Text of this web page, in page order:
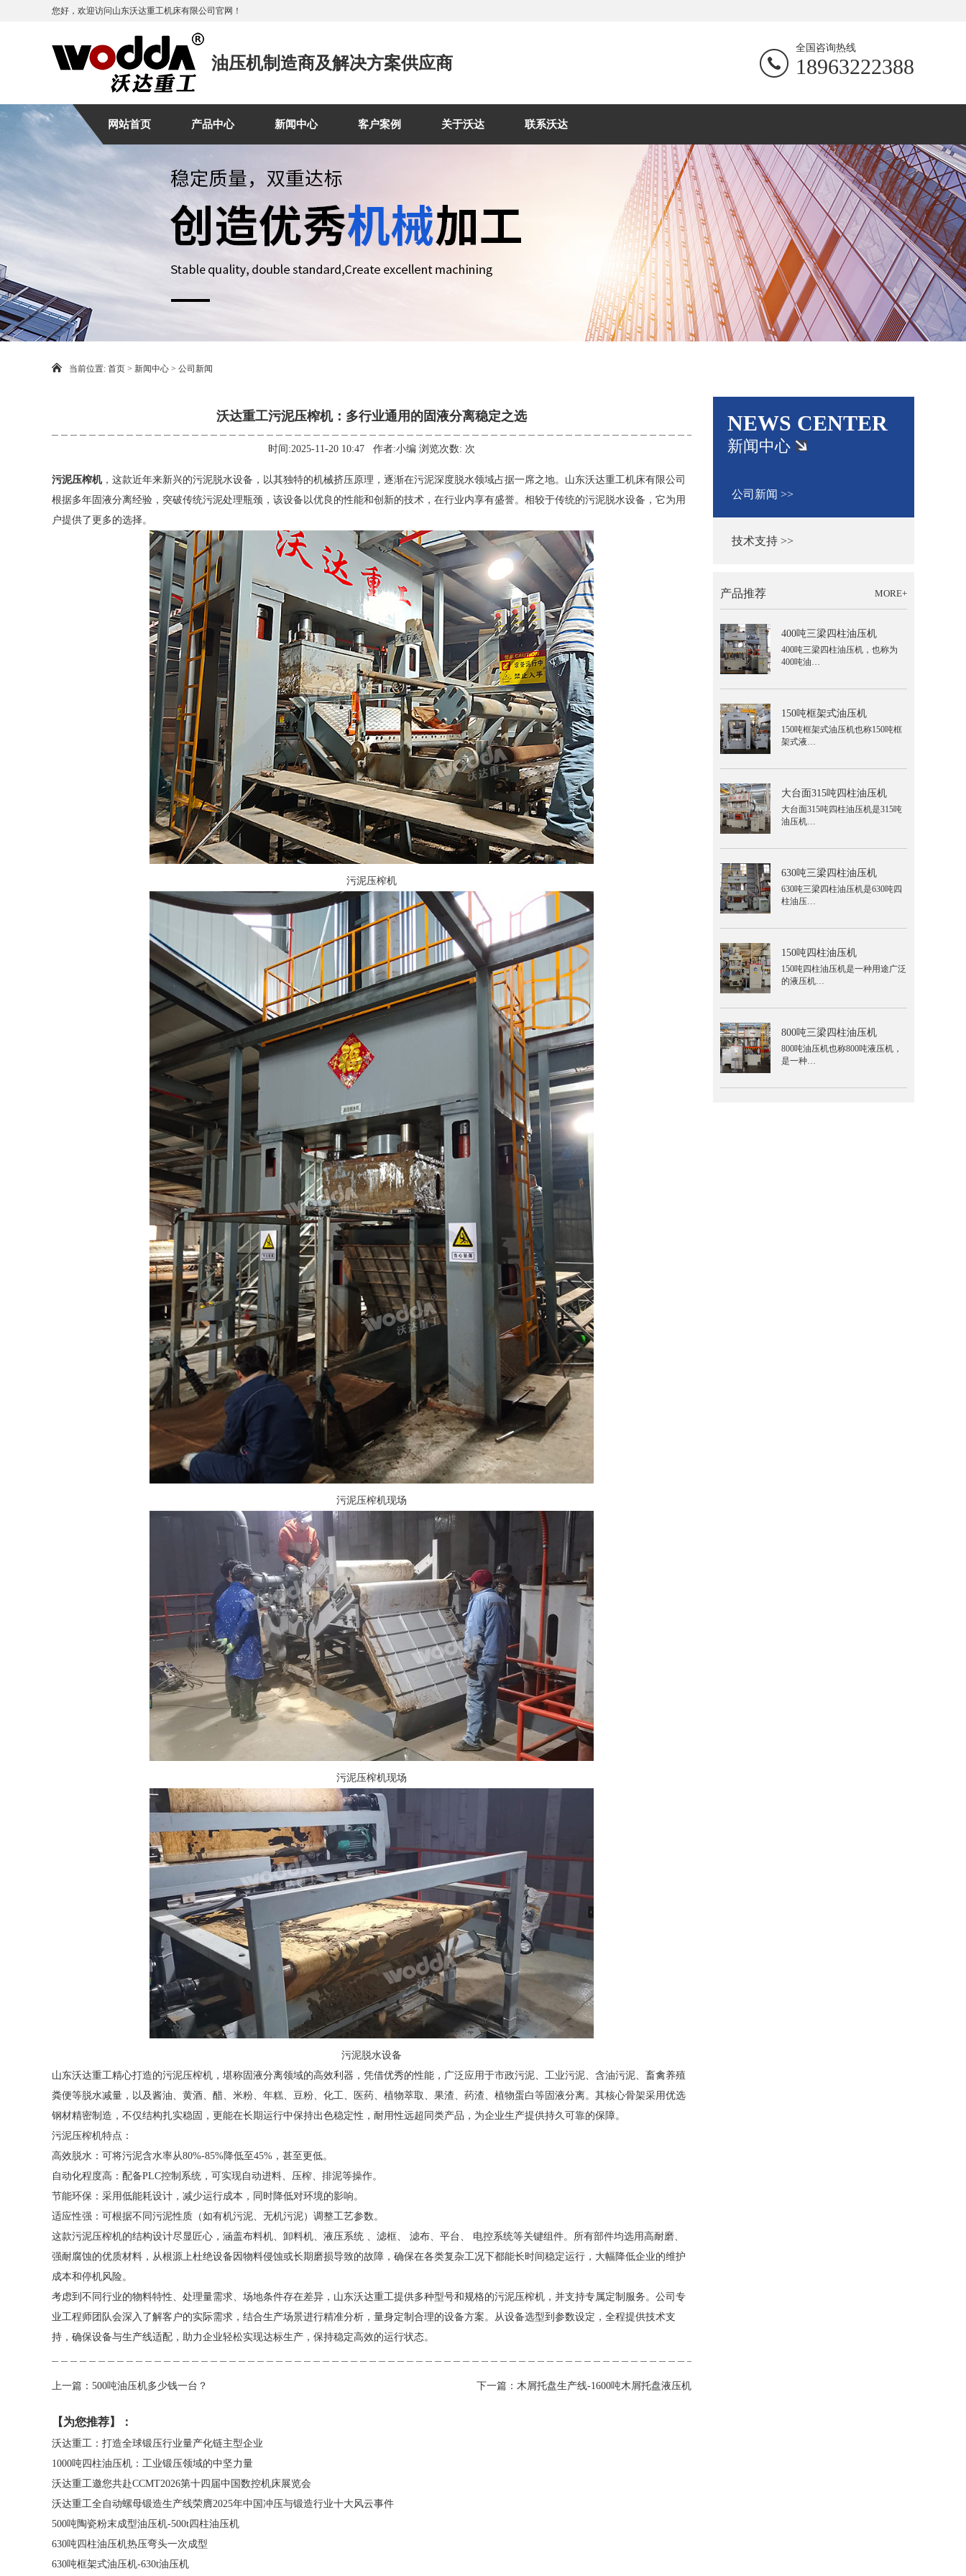
您好，欢迎访问山东沃达重工机床有限公司官网！
油压机制造商及解决方案供应商
全国咨询热线
18963222388
网站首页 产品中心 新闻中心 客户案例 关于沃达 联系沃达
当前位置: 首页 > 新闻中心 > 公司新闻
NEWS CENTER
新闻中心
公司新闻 >>
技术支持 >>
产品推荐 MORE+
400吨三梁四柱油压机
400吨三梁四柱油压机，也称为
400吨油…
150吨框架式油压机
150吨框架式油压机也称150吨框
架式液…
大台面315吨四柱油压机
大台面315吨四柱油压机是315吨
油压机…
630吨三梁四柱油压机
630吨三梁四柱油压机是630吨四
柱油压…
150吨四柱油压机
150吨四柱油压机是一种用途广泛
的液压机…
800吨三梁四柱油压机
800吨油压机也称800吨液压机，
是一种…
沃达重工污泥压榨机：多行业通用的固液分离稳定之选
时间:2025-11-20 10:47 作者:小编 浏览次数: 次
污泥压榨机，这款近年来新兴的污泥脱水设备，以其独特的机械挤压原理，逐渐在污泥深度脱水领域占据一席之地。山东沃达重工机床有限公司
根据多年固液分离经验，突破传统污泥处理瓶颈，该设备以优良的性能和创新的技术，在行业内享有盛誉。相较于传统的污泥脱水设备，它为用
户提供了更多的选择。
污泥压榨机
污泥压榨机现场
污泥压榨机现场
污泥脱水设备
山东沃达重工精心打造的污泥压榨机，堪称固液分离领域的高效利器，凭借优秀的性能，广泛应用于市政污泥、工业污泥、含油污泥、畜禽养殖
粪便等脱水减量，以及酱油、黄酒、醋、米粉、年糕、豆粉、化工、医药、植物萃取、果渣、药渣、植物蛋白等固液分离。其核心骨架采用优选
钢材精密制造，不仅结构扎实稳固，更能在长期运行中保持出色稳定性，耐用性远超同类产品，为企业生产提供持久可靠的保障。
污泥压榨机特点：
高效脱水：可将污泥含水率从80%-85%降低至45%，甚至更低。
自动化程度高：配备PLC控制系统，可实现自动进料、压榨、排泥等操作。
节能环保：采用低能耗设计，减少运行成本，同时降低对环境的影响。
适应性强：可根据不同污泥性质（如有机污泥、无机污泥）调整工艺参数。
这款污泥压榨机的结构设计尽显匠心，涵盖布料机、卸料机、液压系统 、滤框、 滤布、平台、 电控系统等关键组件。所有部件均选用高耐磨、
强耐腐蚀的优质材料，从根源上杜绝设备因物料侵蚀或长期磨损导致的故障，确保在各类复杂工况下都能长时间稳定运行，大幅降低企业的维护
成本和停机风险。
考虑到不同行业的物料特性、处理量需求、场地条件存在差异， 山东沃达重工提供多种型号和规格的污泥压榨机，并支持专属定制服务。公司专
业工程师团队会深入了解客户的实际需求，结合生产场景进行精准分析，量身定制合理的设备方案。从设备选型到参数设定，全程提供技术支
持，确保设备与生产线适配，助力企业轻松实现达标生产，保持稳定高效的运行状态。
上一篇：500吨油压机多少钱一台？ 下一篇：木屑托盘生产线-1600吨木屑托盘液压机
【为您推荐】：
沃达重工：打造全球锻压行业量产化链主型企业
1000吨四柱油压机：工业锻压领域的中坚力量
沃达重工邀您共赴CCMT2026第十四届中国数控机床展览会
沃达重工全自动螺母锻造生产线荣膺2025年中国冲压与锻造行业十大风云事件
500吨陶瓷粉末成型油压机-500t四柱油压机
630吨四柱油压机热压弯头一次成型
630吨框架式油压机-630t油压机